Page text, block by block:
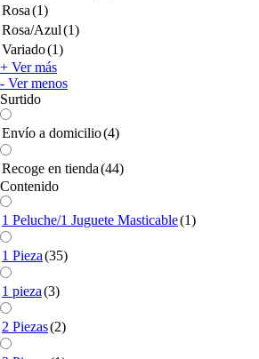
Rosa(1)
Rosa/Azul(1)
Variado(1)
+ Ver más
- Ver menos
Surtido
Envío a domicilio(4)
Recoge en tienda(44)
Contenido
1 Peluche/1 Juguete Masticable(1)
1 Pieza(35)
1 pieza(3)
2 Piezas(2)